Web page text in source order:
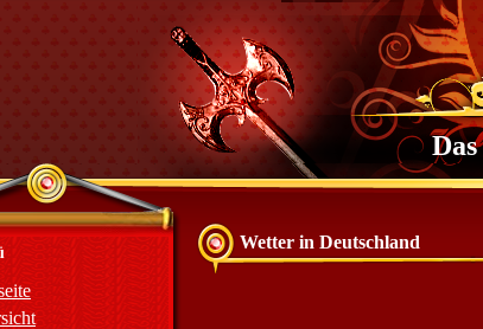
Wetter in Deutschland